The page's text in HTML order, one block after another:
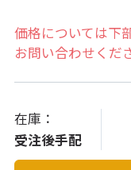
価格については下
お問い合わせくだ
在庫：
受注後手配